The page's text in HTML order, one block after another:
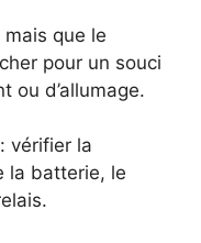
que le
pour un souci
ou d’allumage.
vérifier la
la batterie, le